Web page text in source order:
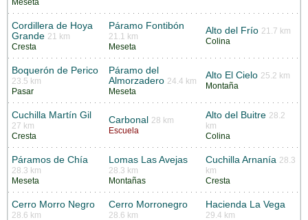
Meseta
Cordillera de Hoya
Grande 21 km
Cresta
Páramo Fontibón
21.1 km
Meseta
Alto del Frío 21.7 km
Colina
Boquerón de Perico
23.5 km
Pasar
Páramo del
Almorzadero 24.4 km
Meseta
Alto El Cielo 25.2 km
Montaña
Cuchilla Martín Gil
27 km
Cresta
Carbonal 28 km
Escuela
Alto del Buitre 28.2
km
Colina
Páramos de Chía
28.3 km
Meseta
Lomas Las Avejas
28.3 km
Montañas
Cuchilla Arnanía 28.3
km
Cresta
Cerro Morro Negro
28.6 km
Cerro Morronegro
28.6 km
Hacienda La Vega
29.4 km